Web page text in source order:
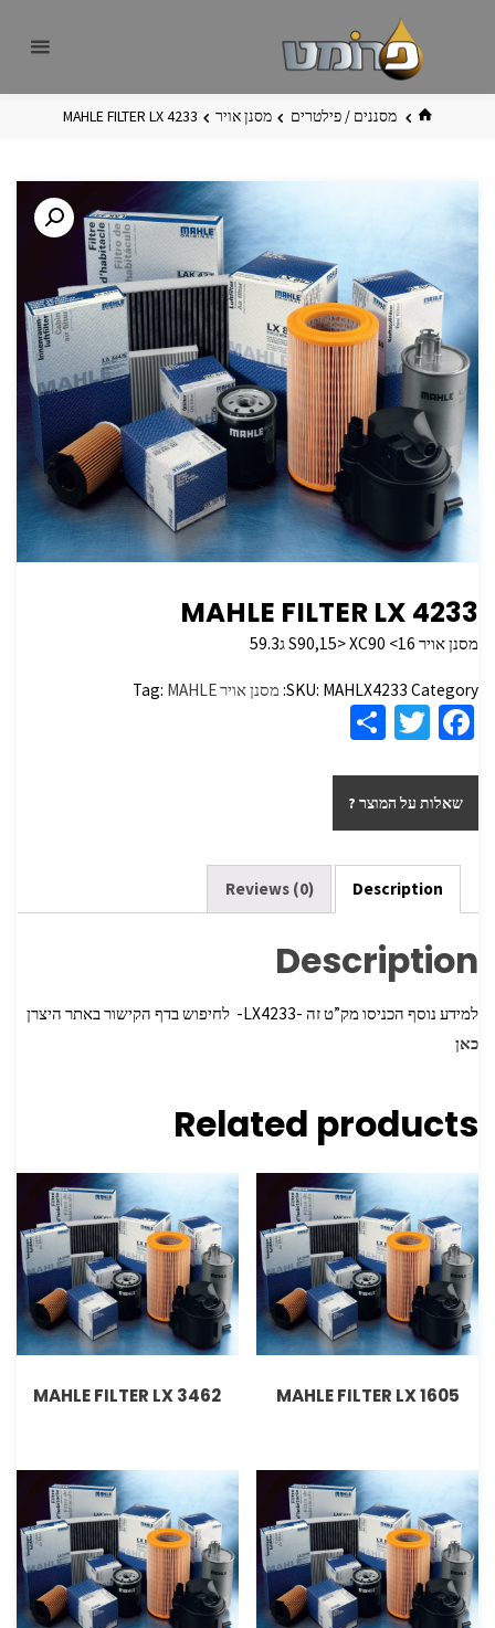
בית מסננים / פילטרים מסנן אויר MAHLE FILTER LX 4233
MAHLE FILTER LX 4233
מסנן אויר S90,15> XC90 <16 ג59.3
SKU: MAHLX4233 Category: מסנן אויר Tag: MAHLE
Fa
b
o
o
k
T
tt
er
ar
e
שאלות על המוצר ?
Description
Reviews (0)
Description
למידע נוסף הכניסו מק”ט זה -LX4233- לחיפוש בדף הקישור באתר היצרן
כאן
Related products
MAHLE FILTER LX 1605
MAHLE FILTER LX 3462